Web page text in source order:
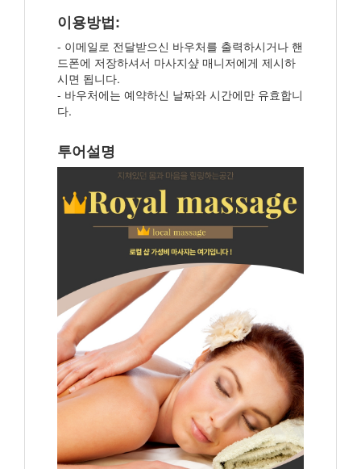
이용방법:
- 이메일로 전달받으신 바우처를 출력하시거나 핸
드폰에 저장하셔서 마사지샾 매니저에게 제시하
시면 됩니다.
- 바우처에는 예약하신 날짜와 시간에만 유효합니
다.
투어설명